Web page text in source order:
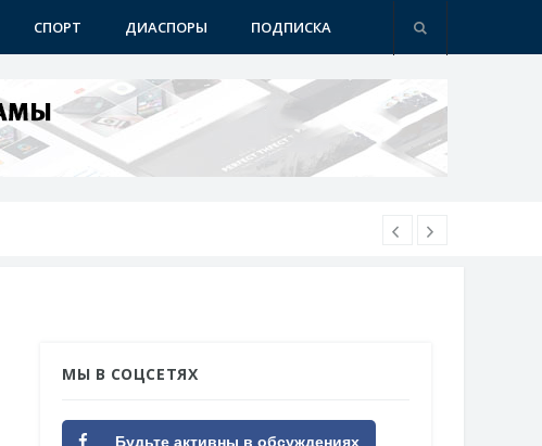
СПОРТ ДИАСПОРЫ ПОДПИСКА
МЫ В СОЦСЕТЯХ
Будьте активны в обсуждениях